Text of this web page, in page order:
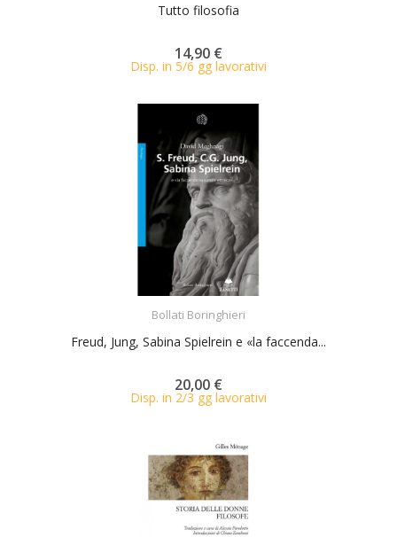
Tutto filosofia
14,90 €
Disp. in 5/6 gg lavorativi
Bollati Boringhieri
Freud, Jung, Sabina Spielrein e «la faccenda...
20,00 €
Disp. in 2/3 gg lavorativi